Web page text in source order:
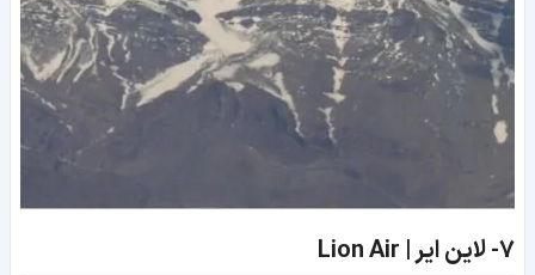
7- لاین ایر | Lion Air